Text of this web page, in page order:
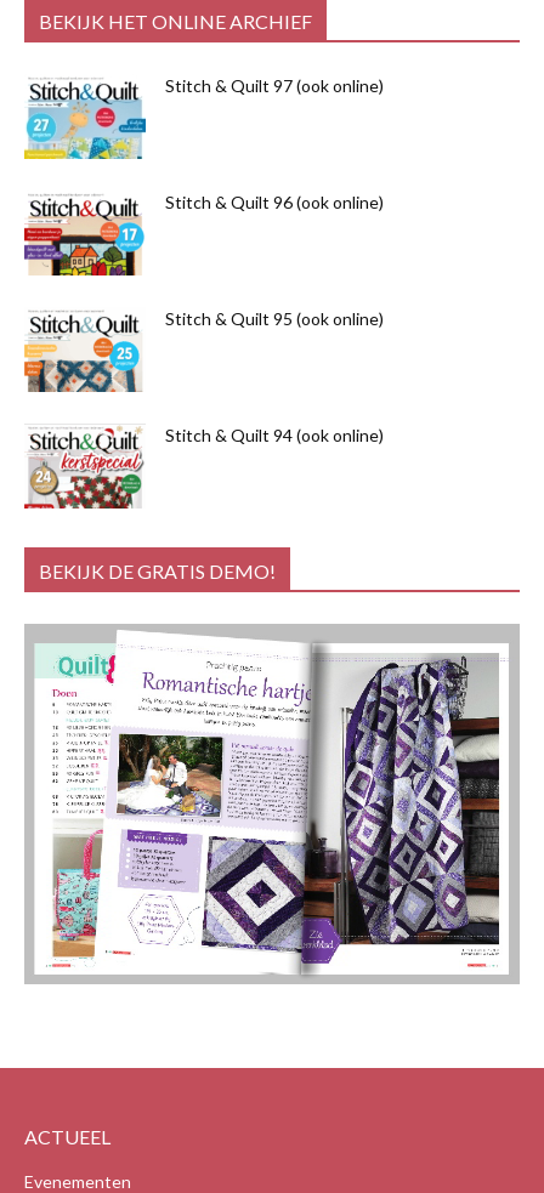
BEKIJK HET ONLINE ARCHIEF
Stitch & Quilt 97 (ook online)
Stitch & Quilt 96 (ook online)
Stitch & Quilt 95 (ook online)
Stitch & Quilt 94 (ook online)
BEKIJK DE GRATIS DEMO!
ACTUEEL
Evenementen